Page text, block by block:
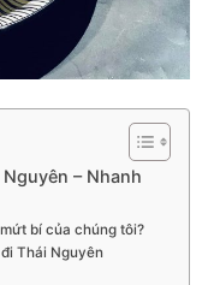
– Nhanh
bí của chúng tôi?
Thái Nguyên